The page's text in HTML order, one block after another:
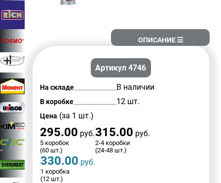
ОПИСАНИЕ
Артикул 4746
На складе В наличии
В коробке 12 шт.
Цена (за 1 шт.)
295.00 руб.
5 коробок
(60 шт.)
315.00 руб.
2-4 коробки
(24-48 шт.)
330.00 руб.
1 коробка
(12 шт.)